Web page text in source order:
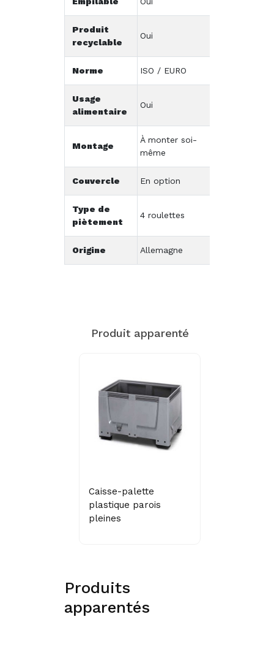
Produit
recyclable
Oui
Norme ISO / EURO
Usage
alimentaire
Oui
Montage
À monter soi-
même
Couvercle En option
Type de
piètement
4 roulettes
Origine Allemagne
Produit apparenté
Caisse-palette
plastique parois
pleines
Produits
apparentés